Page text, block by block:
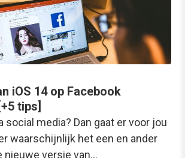
iOS 14 op Facebook
tips]
social media? Dan gaat er voor jou
waarschijnlijk het een en ander
nieuwe versie van…